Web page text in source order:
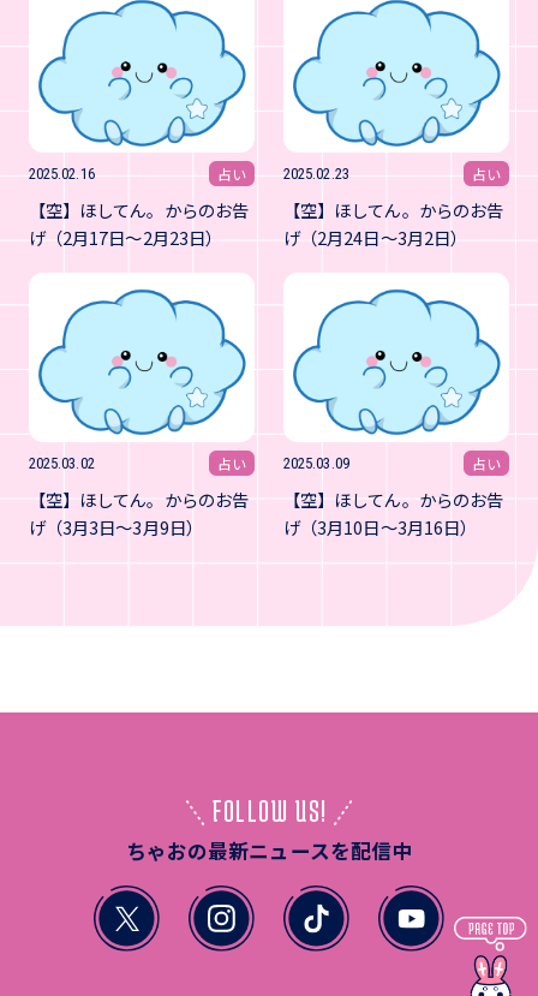
2025.02.16 占い
【空】ほしてん。からのお告
げ（2月17日～2月23日）
2025.02.23 占い
【空】ほしてん。からのお告
げ（2月24日～3月2日）
2025.03.02 占い
【空】ほしてん。からのお告
げ（3月3日～3月9日）
2025.03.09 占い
【空】ほしてん。からのお告
げ（3月10日～3月16日）
FOLLOW US!
ちゃおの最新ニュースを配信中